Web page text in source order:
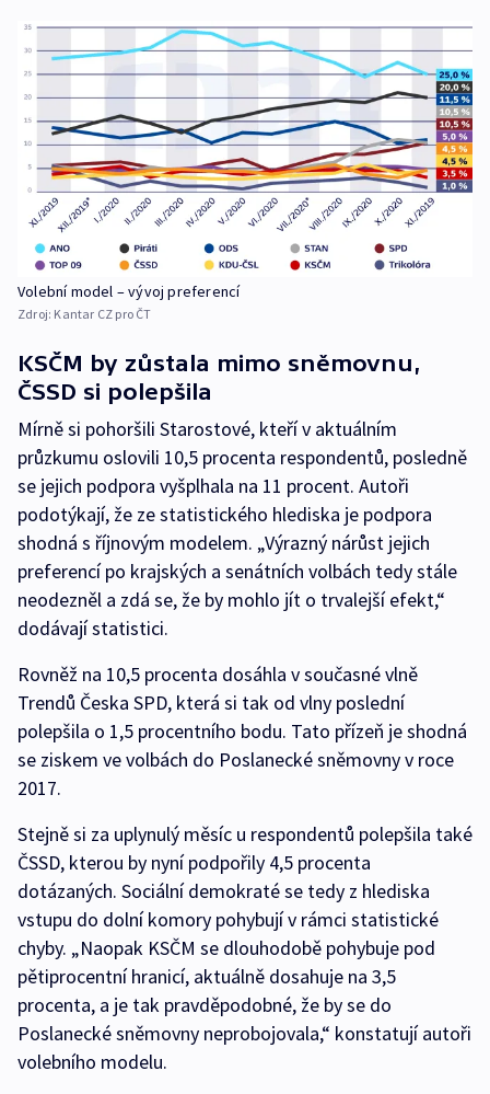
Volební model – vývoj preferencí
Zdroj: Kantar CZ pro ČT
KSČM by zůstala mimo sněmovnu,
ČSSD si polepšila
Mírně si pohoršili Starostové, kteří v aktuálním
průzkumu oslovili 10,5 procenta respondentů, posledně
se jejich podpora vyšplhala na 11 procent. Autoři
podotýkají, že ze statistického hlediska je podpora
shodná s říjnovým modelem. „Výrazný nárůst jejich
preferencí po krajských a senátních volbách tedy stále
neodezněl a zdá se, že by mohlo jít o trvalejší efekt,“
dodávají statistici.
Rovněž na 10,5 procenta dosáhla v současné vlně
Trendů Česka SPD, která si tak od vlny poslední
polepšila o 1,5 procentního bodu. Tato přízeň je shodná
se ziskem ve volbách do Poslanecké sněmovny v roce
2017.
Stejně si za uplynulý měsíc u respondentů polepšila také
ČSSD, kterou by nyní podpořily 4,5 procenta
dotázaných. Sociální demokraté se tedy z hlediska
vstupu do dolní komory pohybují v rámci statistické
chyby. „Naopak KSČM se dlouhodobě pohybuje pod
pětiprocentní hranicí, aktuálně dosahuje na 3,5
procenta, a je tak pravděpodobné, že by se do
Poslanecké sněmovny neprobojovala,“ konstatují autoři
volebního modelu.